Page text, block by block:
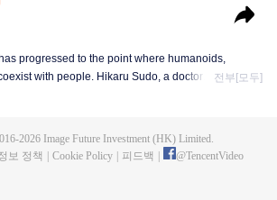
progressed to the point where humanoids,
with people. Hikaru Sudo, a doctor
전부[모두]
2026Image Future Investment (HK) Limited.
보 정책 Cookie Policy 피드백 @TencentVideo